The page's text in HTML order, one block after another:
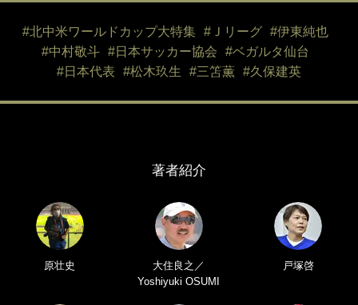
#北中米ワールドカップ大特集 #Ｊリーグ
#伊東純也
#中村敬斗
#日本サッカー協会
#ベガルタ仙台
#日本代表
#松木玖生 #三笘薫 #久保建英
著者紹介
原壮史
大住良之／
Yoshiyuki OSUMI
戸塚啓